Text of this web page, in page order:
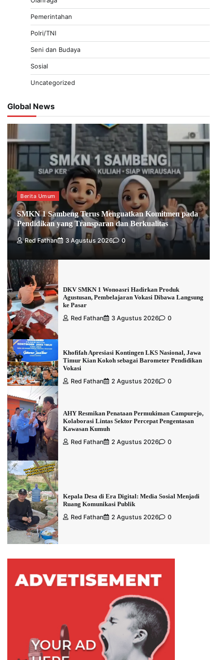
Pemerintahan
Polri/TNI
Seni dan Budaya
Sosial
Uncategorized
Global News
Berita Umum
SMKN 1 Sambeng Terus Menguatkan Komitmen pada
Pendidikan yang Transparan dan Berkualitas
Red Fathan 3 Agustus 2026 0
DKV SMKN 1 Wonoasri Hadirkan Produk
Agustusan, Pembelajaran Vokasi Dibawa Langsung
ke Pasar
Red Fathan
3 Agustus 2026 0
Khofifah Apresiasi Kontingen LKS Nasional, Jawa
Timur Kian Kokoh sebagai Barometer Pendidikan
Vokasi
Red Fathan
2 Agustus 2026 0
AHY Resmikan Penataan Permukiman Campurejo,
Kolaborasi Lintas Sektor Percepat Pengentasan
Kawasan Kumuh
Red Fathan
2 Agustus 2026 0
Kepala Desa di Era Digital: Media Sosial Menjadi
Ruang Komunikasi Publik
Red Fathan
2 Agustus 2026 0